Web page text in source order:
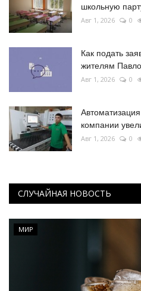
школьную
Авг 1, 2026 0
Как подать
жителям
Авг 1, 2026 0
компании
Авг 1, 2026 0
СЛУЧАЙНАЯ НОВОСТЬ
МИР